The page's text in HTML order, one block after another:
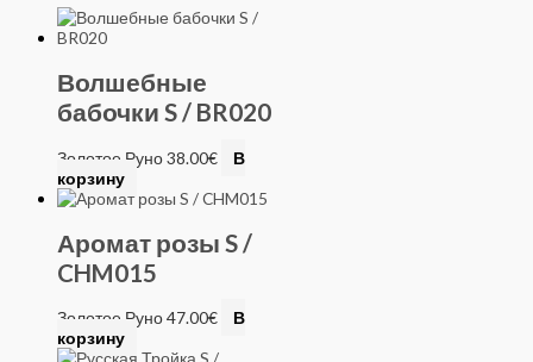
Волшебные
бабочки S / BR020
Золотое Руно38.00€
В
корзину
Аромат розы S /
CHM015
Золотое Руно47.00€
В
корзину